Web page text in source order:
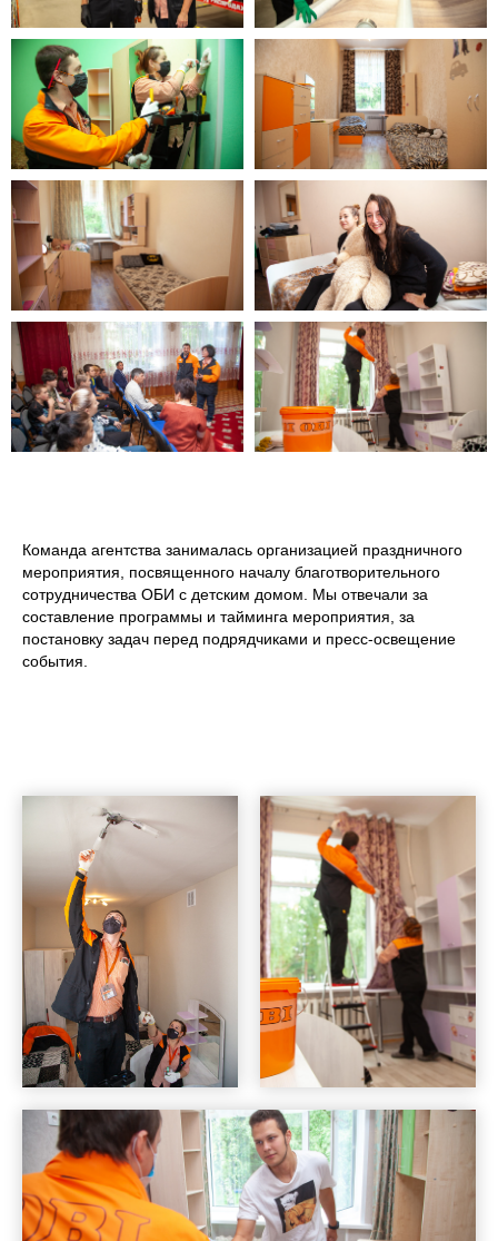
Команда агентства занималась организацией праздничного
мероприятия, посвященного началу благотворительного
сотрудничества ОБИ с детским домом. Мы отвечали за
составление программы и тайминга мероприятия, за
постановку задач перед подрядчиками и пресс-освещение
события.